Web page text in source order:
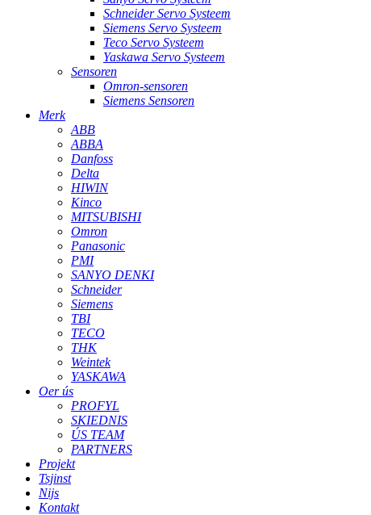
Schneider Servo Systeem
Siemens Servo Systeem
Teco Servo Systeem
Yaskawa Servo Systeem
Sensoren
Omron-sensoren
Siemens Sensoren
Merk
ABB
ABBA
Danfoss
Delta
HIWIN
Kinco
MITSUBISHI
Omron
Panasonic
PMI
SANYO DENKI
Schneider
Siemens
TBI
TECO
THK
Weintek
YASKAWA
Oer ús
PROFYL
SKIEDNIS
ÚS TEAM
PARTNERS
Projekt
Tsjinst
Nijs
Kontakt